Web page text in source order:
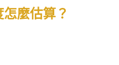
麼估算？